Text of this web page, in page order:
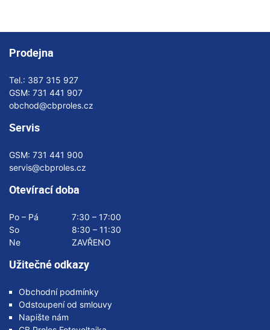
Prodejna
Tel.: 387 315 927
GSM: 731 441 907
obchod@cbproles.cz
Servis
GSM: 731 441 900
servis@cbproles.cz
Otevírací doba
Po – Pá
7:30 – 17:00
So
8:30 – 11:30
Ne
ZAVŘENO
Užitečné odkazy
Obchodní podmínky
Odstoupení od smlouvy
Napište nám